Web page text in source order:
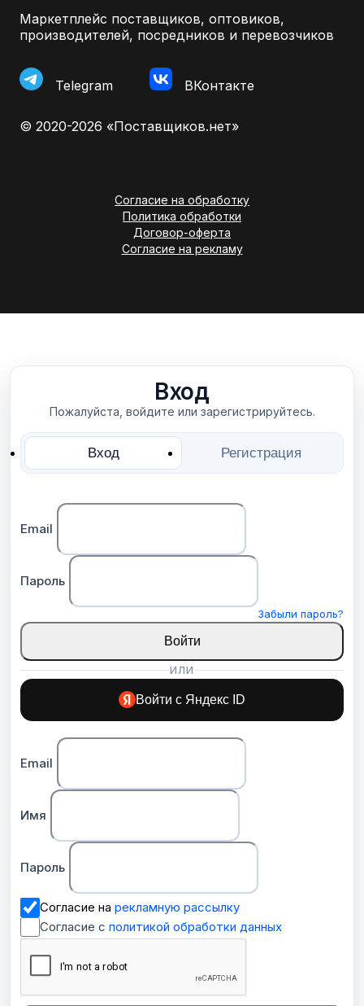
Маркетплейс поставщиков, оптовиков,
производителей, посредников и перевозчиков
Telegram ВКонтакте
© 2020-2026 «Поставщиков.нет»
Согласие на обработку
Политика обработки
Договор-оферта
Согласие на рекламу
Вход
Пожалуйста, войдите или зарегистрируйтесь.
Вход Регистрация
Email
Пароль
Забыли пароль?
Войти
ИЛИ
Войти с Яндекс ID
Email
Имя
Пароль
Согласие на рекламную рассылку
Согласие с политикой обработки данных